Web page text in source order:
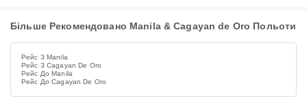
Більше Рекомендовано Manila & Cagayan de Oro Польоти
Рейс З Manila
Рейс З Cagayan De Oro
Рейс До Manila
Рейс До Cagayan De Oro